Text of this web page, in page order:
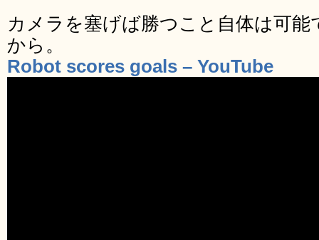
カメラを塞げば勝つこと自体は可
から。
Robot scores goals – YouTube